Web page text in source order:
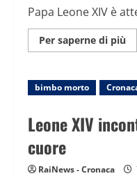
22
poi
di
Papa Leone XIV è
Per saperne di più
a
bimbo morto
Leone XIV
cuore
RaiNews - Cronaca